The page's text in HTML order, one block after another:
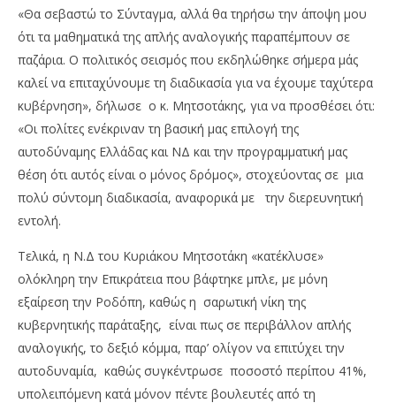
NOW VIEWING
Πόσο σημαντική είναι η σαρωτική επικράτηση
της Νέας Δημοκρατίας και του Κυριάκου
Μητσοτάκη;
22/05/2023
pressroom
«Θα σεβαστώ το Σύνταγμα, αλλά θα τηρήσω την άποψη μου
ότι τα μαθηματικά της απλής αναλογικής παραπέμπουν σε
παζάρια. Ο πολιτικός σεισμός που εκδηλώθηκε σήμερα μάς
καλεί να επιταχύνουμε τη διαδικασία για να έχουμε ταχύτερα
κυβέρνηση», δήλωσε ο κ. Μητσοτάκης, για να προσθέσει ότι:
«Οι πολίτες ενέκριναν τη βασική μας επιλογή της
αυτοδύναμης Ελλάδας και ΝΔ και την προγραμματική μας
θέση ότι αυτός είναι ο μόνος δρόμος», στοχεύοντας σε μια
πολύ σύντομη διαδικασία, αναφορικά με την διερευνητική
εντολή.
Τελικά, η Ν.Δ του Κυριάκου Μητσοτάκη «κατέκλυσε»
ολόκληρη την Επικράτεια που βάφτηκε μπλε, με μόνη
εξαίρεση την Ροδόπη, καθώς η σαρωτική νίκη της
κυβερνητικής παράταξης, είναι πως σε περιβάλλον απλής
αναλογικής, το δεξιό κόμμα, παρ’ ολίγον να επιτύχει την
αυτοδυναμία, καθώς συγκέντρωσε ποσοστό περίπου 41%,
υπολειπόμενη κατά μόνον πέντε βουλευτές από τη